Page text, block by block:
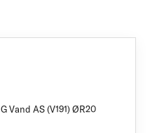
Vand AS (V191) ØR20